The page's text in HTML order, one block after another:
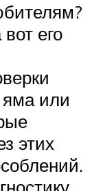
его
яма или
этих